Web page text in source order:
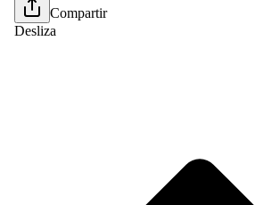
Compartir
Desliza